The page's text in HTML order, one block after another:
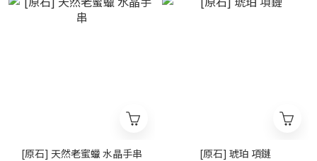
[原石] 天然老蜜蠟 水晶手串
[原石] 琥珀 項鏈